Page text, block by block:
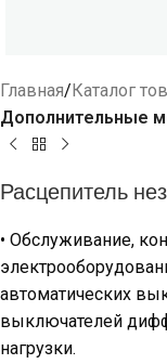
Главная Каталог
Дополнительные
Расцепитель
• Обслуживание,
автоматических
выключателей
нагрузки.